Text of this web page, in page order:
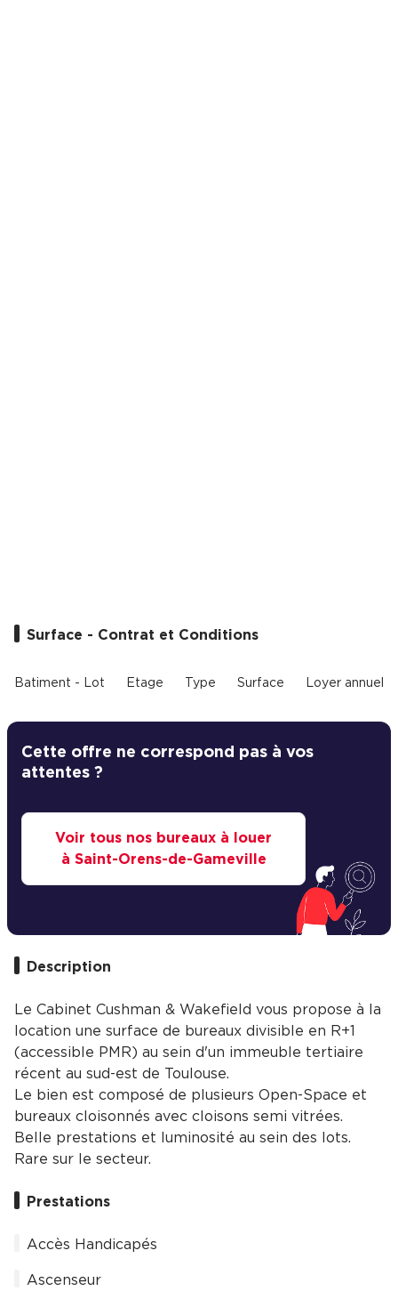
Surface - Contrat et Conditions
Batiment - Lot Etage Type Surface Loyer annuel
Cette offre ne correspond pas à vos
attentes ?
Voir tous nos bureaux à louer
à Saint-Orens-de-Gameville
Description
Le Cabinet Cushman & Wakefield vous propose à la
location une surface de bureaux divisible en R+1
(accessible PMR) au sein d'un immeuble tertiaire
récent au sud-est de Toulouse.
Le bien est composé de plusieurs Open-Space et
bureaux cloisonnés avec cloisons semi vitrées.
Belle prestations et luminosité au sein des lots.
Rare sur le secteur.
Prestations
Accès Handicapés
Ascenseur